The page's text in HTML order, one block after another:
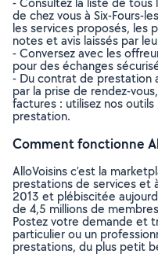
de chez vous à Six-Fours-
les services proposés, les
notes et avis laissés par
- Conversez avec les
pour des échanges
- Du contrat de prestation
par la prise de rendez-
factures : utilisez nos
prestation.
Comment fonctionne
AlloVoisins c’est la
prestations de services et
2013 et plébiscitée
de 4,5 millions de
Postez votre demande et
particulier ou un
prestations, du plus petit